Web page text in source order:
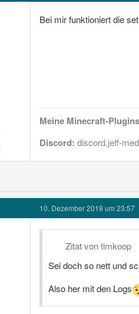
Bei mir funktioniert die
Meine Minecraft-
Discord: discord.jeff-
10. Dezember 2019 um 23:57
Zitat von timkoop
Sei doch so nett und
Also her mit den Logs